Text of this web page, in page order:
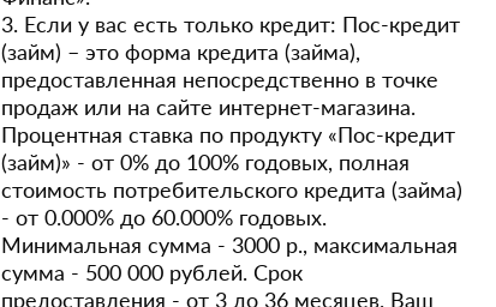
3. Если у вас есть только кредит: Пос-кредит
(займ) – это форма кредита (займа),
предоставленная непосредственно в точке
продаж или на сайте интернет-магазина.
Процентная ставка по продукту «Пос-кредит
(займ)» - от 0% до 100% годовых, полная
стоимость потребительского кредита (займа)
- от 0.000% до 60.000% годовых.
Минимальная сумма - 3000 р., максимальная
сумма - 500 000 рублей. Срок
предоставления - от 3 до 36 месяцев. Ваш